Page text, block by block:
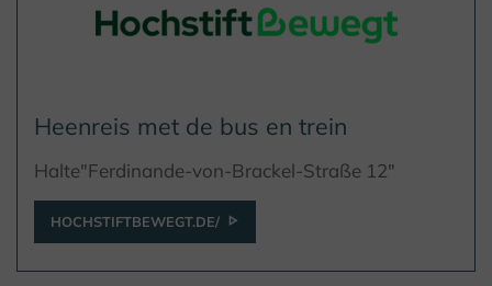
Heenreis met de bus en trein
Halte"Ferdinande-von-Brackel-Straße 12"
HOCHSTIFTBEWEGT.DE/